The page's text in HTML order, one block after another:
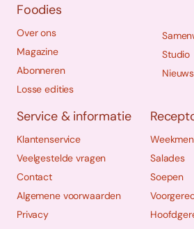
Foodies
Over ons
Magazine
Abonneren
Losse edities
Studio
Service & informatie
Klantenservice
Veelgestelde vragen
Contact
Algemene voorwaarden
Privacy
Salades
Soepen